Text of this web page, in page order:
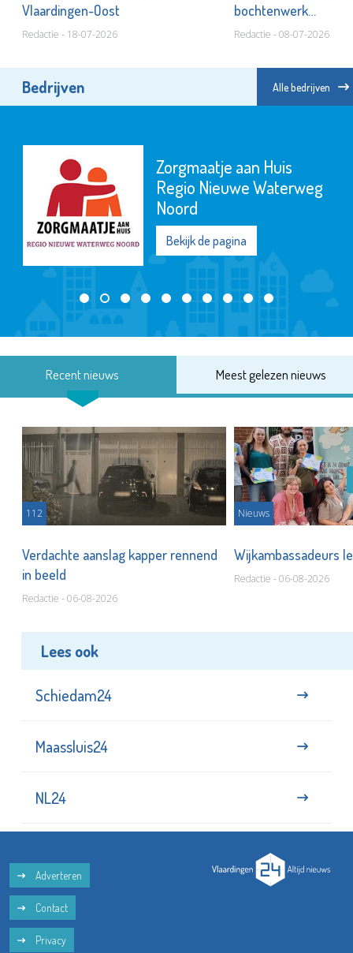
Vlaardingen-Oost
Redactie - 18-07-2026
bochtenwerk
Redactie - 08-07-2026
Bedrijven Alle bedrijven
Zorgmaatje aan Huis
Regio Nieuwe Waterweg
Noord
Bekijk de pagina
Recent nieuws Meest gelezen nieuws
112
Verdachte aanslag kapper rennend
in beeld
Redactie - 06-08-2026
Nieuws
Wijkambassadeurs
Redactie - 06-08-2026
Lees ook
Schiedam24
Maassluis24
NL24
Adverteren
Contact
Privacy